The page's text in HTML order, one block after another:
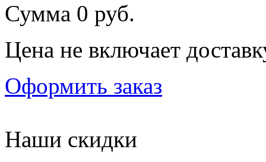
Сумма 0 руб.
Цена не включает
Оформить заказ
Наши скидки